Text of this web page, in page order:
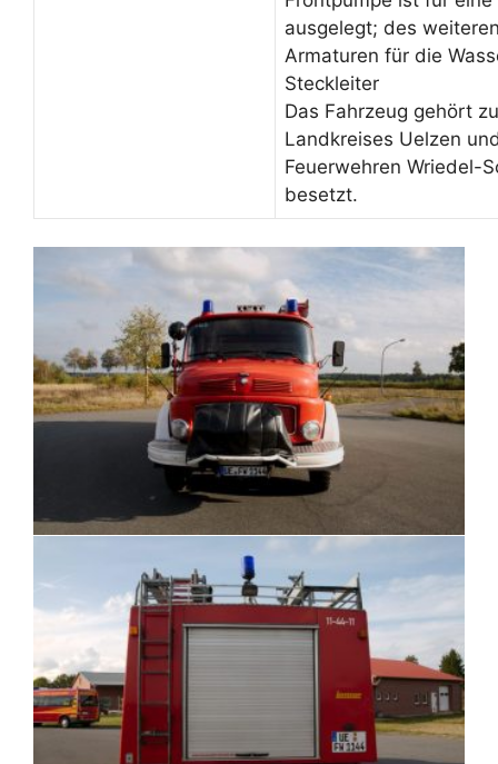
ausgelegt; des
Armaturen für die
Steckleiter
Das Fahrzeug gehört
Landkreises Uelzen
Feuerwehren Wriedel-
besetzt.